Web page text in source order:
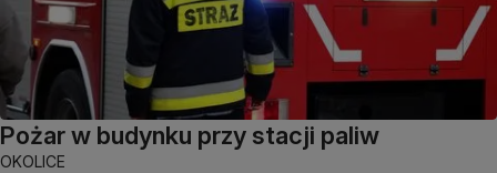
Pożar w budynku przy stacji paliw
OKOLICE